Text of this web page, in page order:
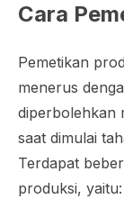
Cara
Pemetikan
menerus
diperbolehkan
saat dimulai
Terdapat
produksi, yaitu: